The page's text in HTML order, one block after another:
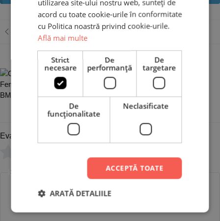
Adaugă o recenzie
Cană Personalizată -
Femeile Adevărate
conduc BMW
Evaluare
Scrie recenzia ta
utilizarea site-ului nostru web, sunteți de
acord cu toate cookie-urile în conformitate
cu Politica noastră privind cookie-urile.
Află mai multe
Strict
necesare
De
performanță
De
targetare
De
funcţionalitate
Neclasificate
ACCEPTĂ TOATE
ARATĂ DETALIILE